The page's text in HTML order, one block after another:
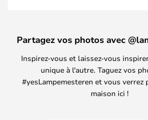
Partagez vos photos avec
Inspirez-vous et laissez-vous
unique à l'autre. Taguez vos
#yesLampemesteren et vous verrez
maison ici !